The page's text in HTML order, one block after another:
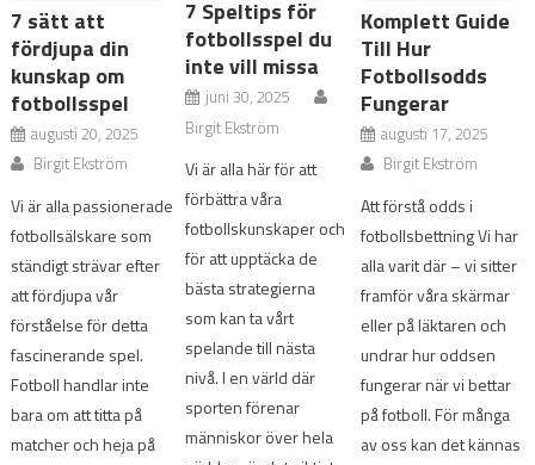
7 sätt att
fördjupa din
kunskap om
fotbollsspel
augusti 20, 2025
Birgit Ekström
Vi är alla passionerade
fotbollsälskare som
ständigt strävar efter
att fördjupa vår
förståelse för detta
fascinerande spel.
Fotboll handlar inte
bara om att titta på
matcher och heja på
7 Speltips för
fotbollsspel du
inte vill missa
juni 30, 2025
Birgit Ekström
Vi är alla här för att
förbättra våra
fotbollskunskaper och
för att upptäcka de
bästa strategierna
som kan ta vårt
spelande till nästa
nivå. I en värld där
sporten förenar
människor över hela
Komplett Guide
Till Hur
Fotbollsodds
Fungerar
augusti 17, 2025
Birgit Ekström
Att förstå odds i
fotbollsbettning Vi har
alla varit där – vi sitter
framför våra skärmar
eller på läktaren och
undrar hur oddsen
fungerar när vi bettar
på fotboll. För många
av oss kan det kännas